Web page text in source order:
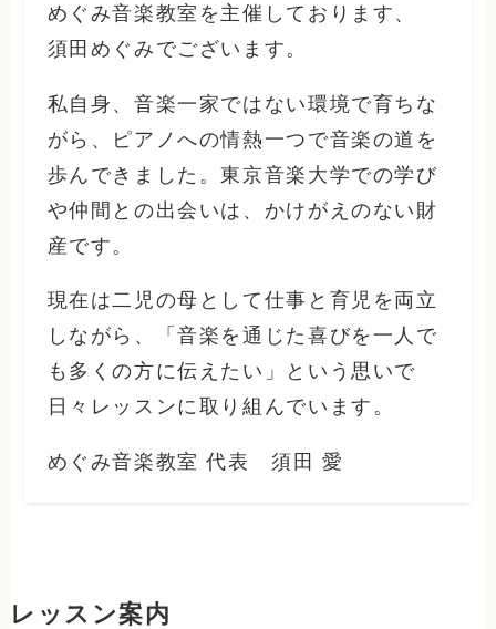
めぐみ音楽教室を主催しております、
須田めぐみでございます。
私自身、音楽一家ではない環境で育ちな
がら、ピアノへの情熱一つで音楽の道を
歩んできました。東京音楽大学での学び
や仲間との出会いは、かけがえのない財
産です。
現在は二児の母として仕事と育児を両立
しながら、「音楽を通じた喜びを一人で
も多くの方に伝えたい」という思いで
日々レッスンに取り組んでいます。
めぐみ音楽教室 代表 須田 愛
レッスン案内